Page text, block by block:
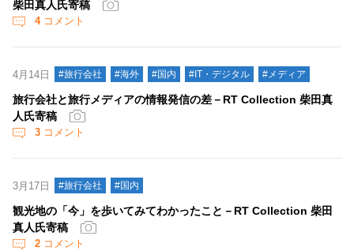
柴田真人氏寄稿
4コメント
4月14日 #旅行会社 #海外 #国内 #IT・デジタル #メディア
旅行会社と旅行メディアの情報発信の差－RT Collection 柴田真
人氏寄稿
3 コメント
3月17日 #旅行会社 #国内
観光地の「今」を歩いてみてわかったこと－RT Collection 柴田
真人氏寄稿
2 コメント